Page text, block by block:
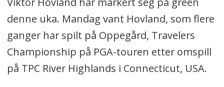
denne uka. Mandag vant Hovland, som flere
ganger har spilt på Oppegård, Travelers
Championship på PGA-touren etter omspill
på TPC River Highlands i Connecticut, USA.